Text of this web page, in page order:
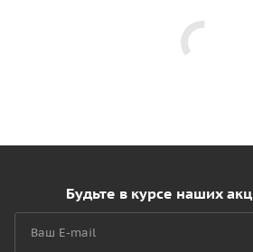
Будьте в курсе наших